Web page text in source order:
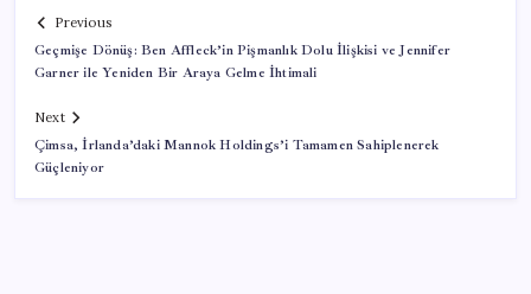
Previous
Geçmişe Dönüş: Ben Affleck’in Pişmanlık Dolu İlişkisi ve Jennifer
Garner ile Yeniden Bir Araya Gelme İhtimali
Next
Çimsa, İrlanda’daki Mannok Holdings’i Tamamen Sahiplenerek
Güçleniyor